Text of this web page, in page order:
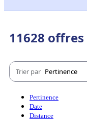
11628 offres
Trier par Pertinence
Pertinence
Date
Distance